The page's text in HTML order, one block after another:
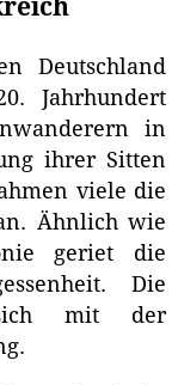
Deutschland
Jahrhundert
in
ihrer Sitten
viele die
Ähnlich wie
geriet die
Die
sich mit der